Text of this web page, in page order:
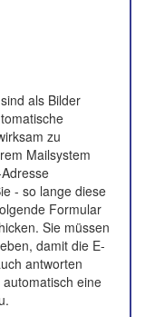
als Bilder
zu
Mailsystem
- so lange diese
Formular
Sie müssen
damit die E-
antworten
eine